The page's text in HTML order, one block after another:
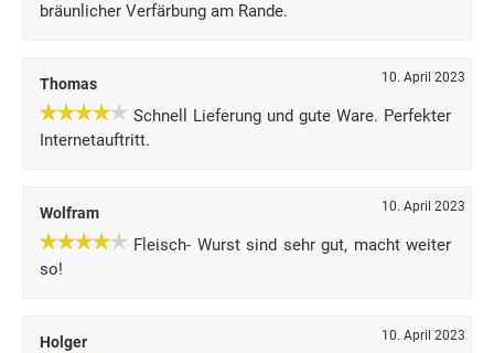
bräunlicher Verfärbung am Rande.
Thomas 10. April 2023
Schnell Lieferung und gute Ware. Perfekter
Internetauftritt.
Wolfram 10. April 2023
Fleisch- Wurst sind sehr gut, macht weiter
so!
Holger 10. April 2023